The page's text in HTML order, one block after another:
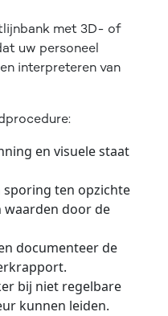
met 3D- of
uw personeel
interpreteren van
en visuele staat
sporing ten opzichte
waarden door de
documenteer de
bij niet regelbare
kunnen leiden.